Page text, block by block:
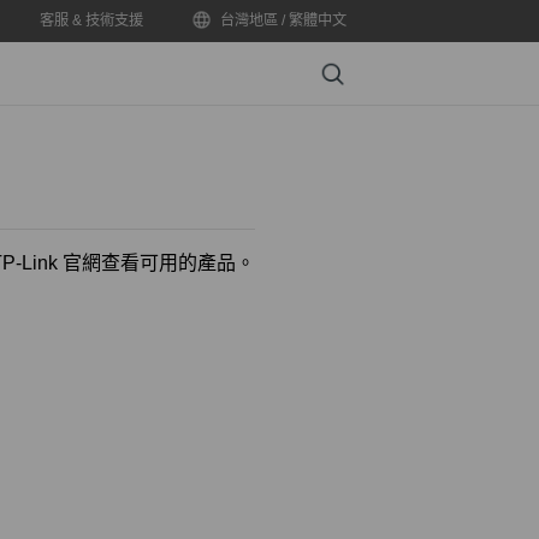
客服 & 技術支援 台灣地區 / 繁體中文
Search
Link 官網查看可用的產品。